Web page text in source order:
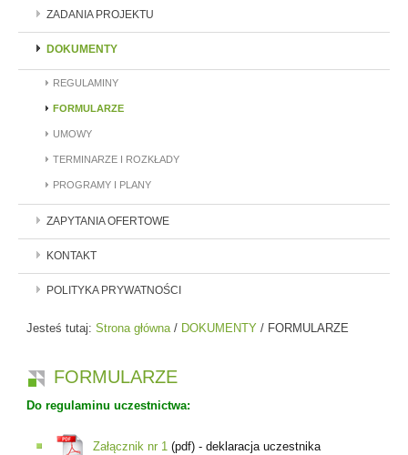
ZADANIA PROJEKTU
DOKUMENTY
REGULAMINY
FORMULARZE
UMOWY
TERMINARZE I ROZKŁADY
PROGRAMY I PLANY
ZAPYTANIA OFERTOWE
KONTAKT
POLITYKA PRYWATNOŚCI
Jesteś tutaj:Strona główna/ DOKUMENTY / FORMULARZE
FORMULARZE
Do regulaminu uczestnictwa:
Załącznik nr 1 (pdf) - deklaracja uczestnika